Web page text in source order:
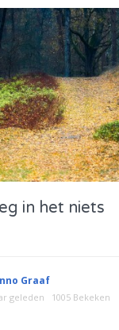
in het niets
Graaf
geleden 1005 Bekeken